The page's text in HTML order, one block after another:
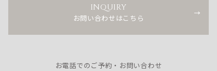
INQUIRY
お問い合わせはこちら
お電話でのご予約・お問い合わせ